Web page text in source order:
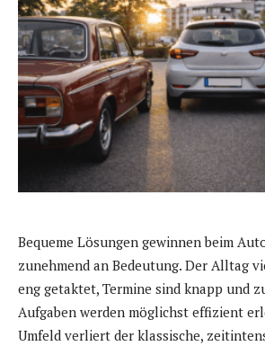
Bequeme Lösungen gewinnen beim
zunehmend an Bedeutung. Der Alltag
eng getaktet, Termine sind knapp und
Aufgaben werden möglichst effizient
Umfeld verliert der klassische,